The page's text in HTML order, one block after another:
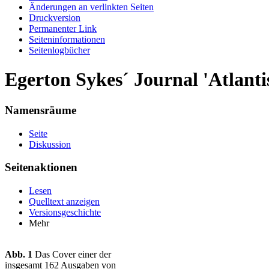
Änderungen an verlinkten Seiten
Druckversion
Permanenter Link
Seiten­informationen
Seitenlogbücher
Egerton Sykes´ Journal
Namensräume
Seite
Diskussion
Seitenaktionen
Lesen
Quelltext anzeigen
Versionsgeschichte
Mehr
Abb. 1 Das Cover einer der
insgesamt 162 Ausgaben von